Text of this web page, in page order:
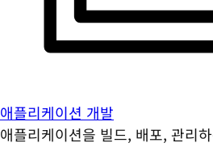
애플리케이션 개발
애플리케이션을 빌드, 배포, 관리